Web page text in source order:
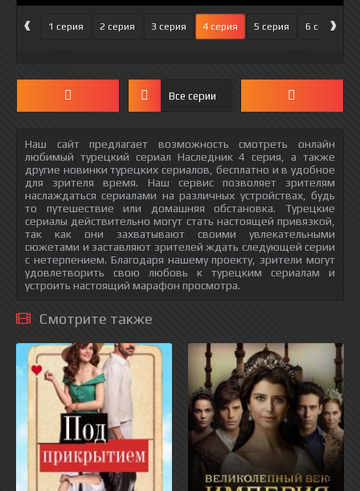
‹ 1 серия 2 серия 3 серия 4 серия 5 серия 6 серия
›
Все серии
Наш сайт предлагает возможность смотреть онлайн
любимый турецкий сериал Наследник 4 серия, а также
другие новинки турецких сериалов, бесплатно и в удобное
для зрителя время. Наш сервис позволяет зрителям
наслаждаться сериалами на различных устройствах, будь
то путешествие или домашняя обстановка. Турецкие
сериалы действительно могут стать настоящей привязкой,
так как они захватывают своими увлекательными
сюжетами и заставляют зрителей ждать следующей серии
с нетерпением. Благодаря нашему проекту, зрители могут
удовлетворить свою любовь к турецким сериалам и
устроить настоящий марафон просмотра.
Смотрите также